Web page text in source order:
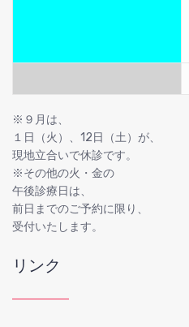
※９月は、
１日（火）、12日（土）が、
現地立合いで休診です。
※その他の火・金の
午後診療日は、
前日までのご予約に限り、
受付いたします。
リンク